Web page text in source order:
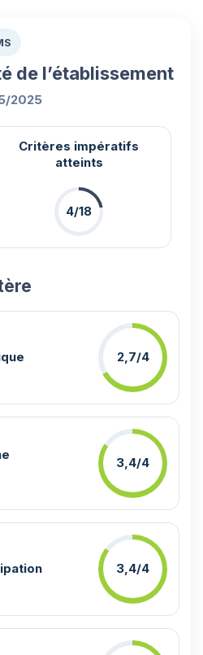
de l’établissement
2025
Critères impératifs
atteints
4/18
2,7/4
3,4/4
3,4/4